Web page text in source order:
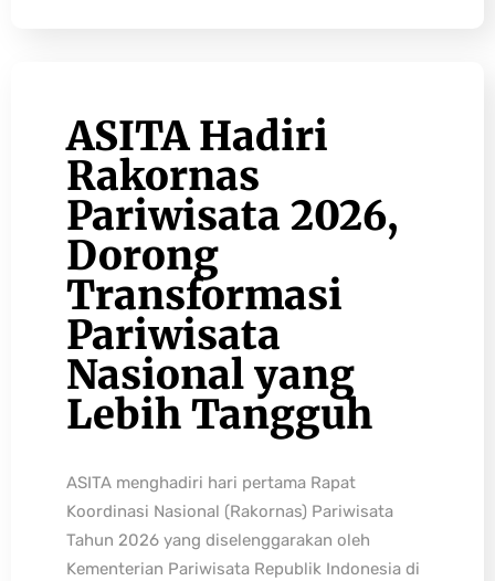
ASITA Hadiri
Rakornas
Pariwisata 2026,
Dorong
Transformasi
Pariwisata
Nasional yang
Lebih Tangguh
ASITA menghadiri hari pertama Rapat
Koordinasi Nasional (Rakornas) Pariwisata
Tahun 2026 yang diselenggarakan oleh
Kementerian Pariwisata Republik Indonesia di